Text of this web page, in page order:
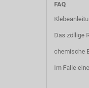
FAQ
Das zöllige
chemische
Im Falle